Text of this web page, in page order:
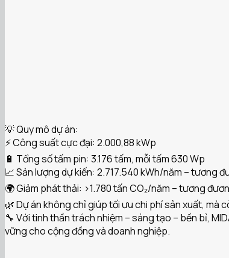
💡 Quy mô dự án:
⚡ Công suất cực đại: 2.000,88 kWp
🔋 Tổng số tấm pin: 3.176 tấm, mỗi tấm 630 Wp
📈 Sản lượng dự kiến: 2.717.540 kWh/năm – tương
🌍 Giảm phát thải: >1.780 tấn CO₂/năm – tương
🌿 Dự án không chỉ giúp tối ưu chi phí sản xuất, mà
🔧 Với tinh thần trách nhiệm – sáng tạo – bền bỉ,
vững cho cộng đồng và doanh nghiệp.